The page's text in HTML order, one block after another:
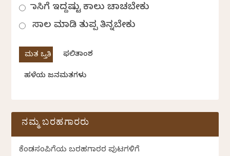
ಹಾಸಿಗೆ ಇದ್ದಷ್ಟು ಕಾಲು ಚಾಚಬೇಕು
ಸಾಲ ಮಾಡಿ ತುಪ್ಪ ತಿನ್ನಬೇಕು
ಫಲಿತಾಂಶ
ಹಳೆಯ ಜನಮತಗಳು
ನಮ್ಮ ಬರಹಗಾರರು
ಕೆಂಡಸಂಪಿಗೆಯ ಬರಹಗಾರರ ಪುಟಗಳಿಗೆ